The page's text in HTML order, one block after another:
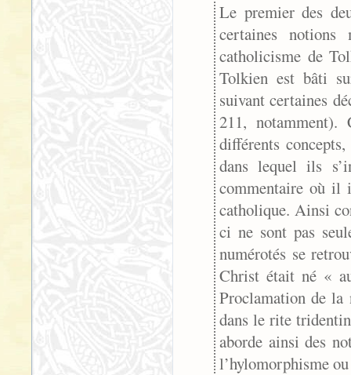
Le premier des
certaines
catholicisme de
Tolkien est bâti
suivant certaines
211, notamment).
différents
dans lequel ils
commentaire où il
catholique. Ainsi
ci ne sont pas
numérotés se
Christ était né «
Proclamation de
dans le rite
aborde ainsi des
l’hylomorphisme